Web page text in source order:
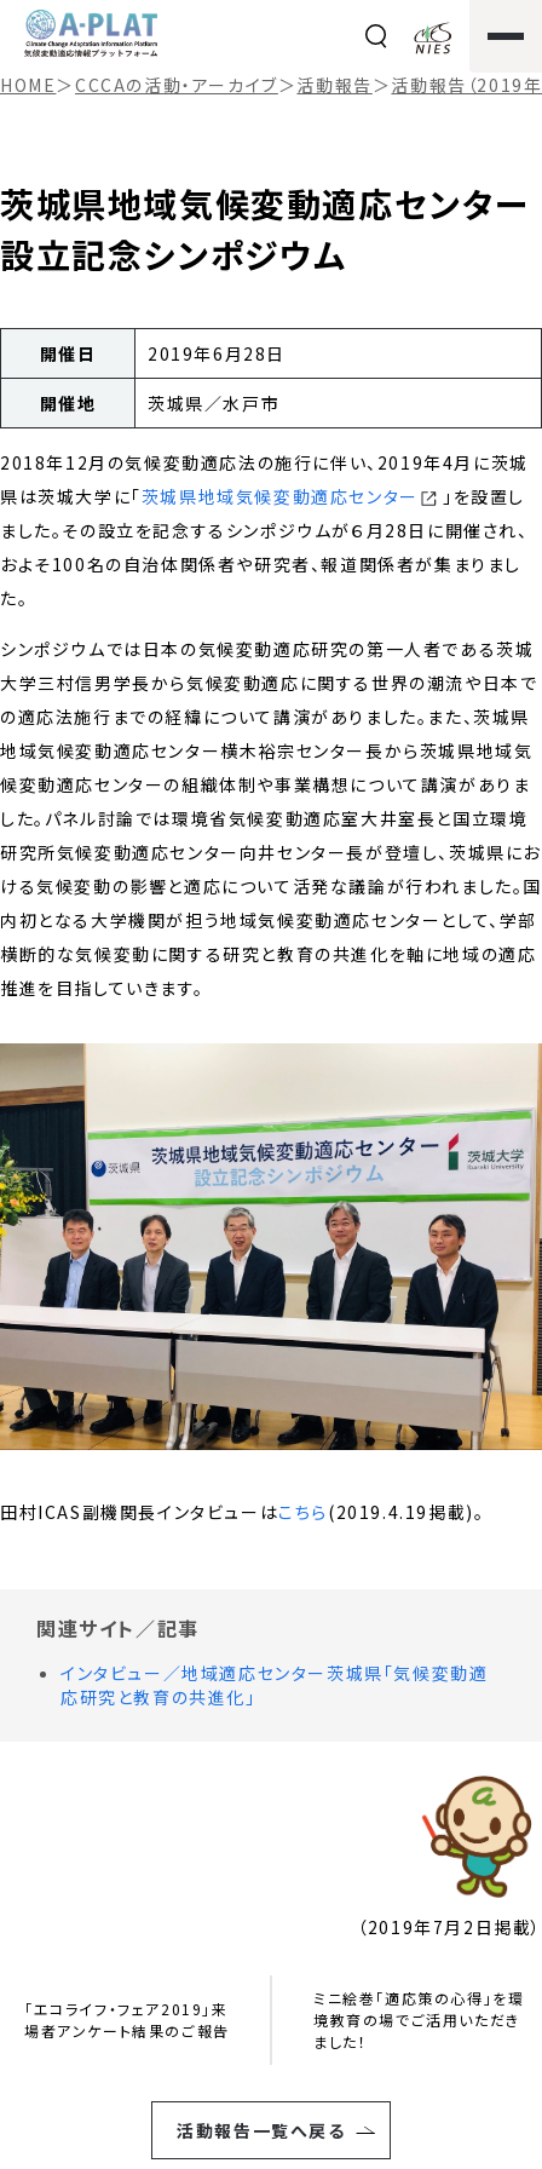
HOME＞CCCAの活動・アーカイブ＞活動報告＞活動報告（2019年
茨城県地域気候変動適応センター
設立記念シンポジウム
開催日 2019年6月28日
開催地 茨城県／水戸市
2018年12月の気候変動適応法の施行に伴い、2019年4月に茨城
県は茨城大学に「茨城県地域気候変動適応センター
」を設置し
ました。その設立を記念するシンポジウムが６月28日に開催され、
およそ100名の自治体関係者や研究者、報道関係者が集まりまし
た。
シンポジウムでは日本の気候変動適応研究の第一人者である茨城
大学三村信男学長から気候変動適応に関する世界の潮流や日本で
の適応法施行までの経緯について講演がありました。また、茨城県
地域気候変動適応センター横木裕宗センター長から茨城県地域気
候変動適応センターの組織体制や事業構想について講演がありま
した。パネル討論では環境省気候変動適応室大井室長と国立環境
研究所気候変動適応センター向井センター長が登壇し、茨城県にお
ける気候変動の影響と適応について活発な議論が行われました。国
内初となる大学機関が担う地域気候変動適応センターとして、学部
横断的な気候変動に関する研究と教育の共進化を軸に地域の適応
推進を目指していきます。
田村ICAS副機関長インタビューはこちら (2019.4.19掲載)。
関連サイト／記事
インタビュー／地域適応センター茨城県「気候変動適
応研究と教育の共進化」
（2019年7月2日掲載）
ミニ絵巻「適応策の心得」を環
境教育の場でご活用いただき
ました！
「エコライフ・フェア2019」来
場者アンケート結果のご報告
活動報告一覧へ戻る